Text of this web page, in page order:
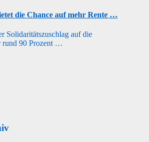
die Chance auf mehr Rente …
Solidaritätszuschlag auf die
rund 90 Prozent …